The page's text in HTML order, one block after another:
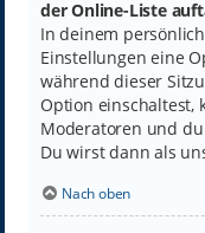
der Online-Liste
In deinem
Einstellungen eine
während dieser
Option einschaltest,
Moderatoren und
Du wirst dann als
Nach oben